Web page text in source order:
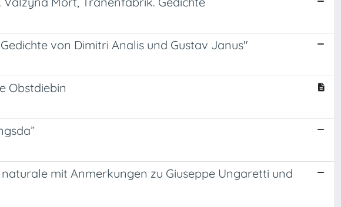
von Dimitri Analis und Gustav Janus"
Obstdiebin
naturale mit Anmerkungen zu Giuseppe Ungaretti und